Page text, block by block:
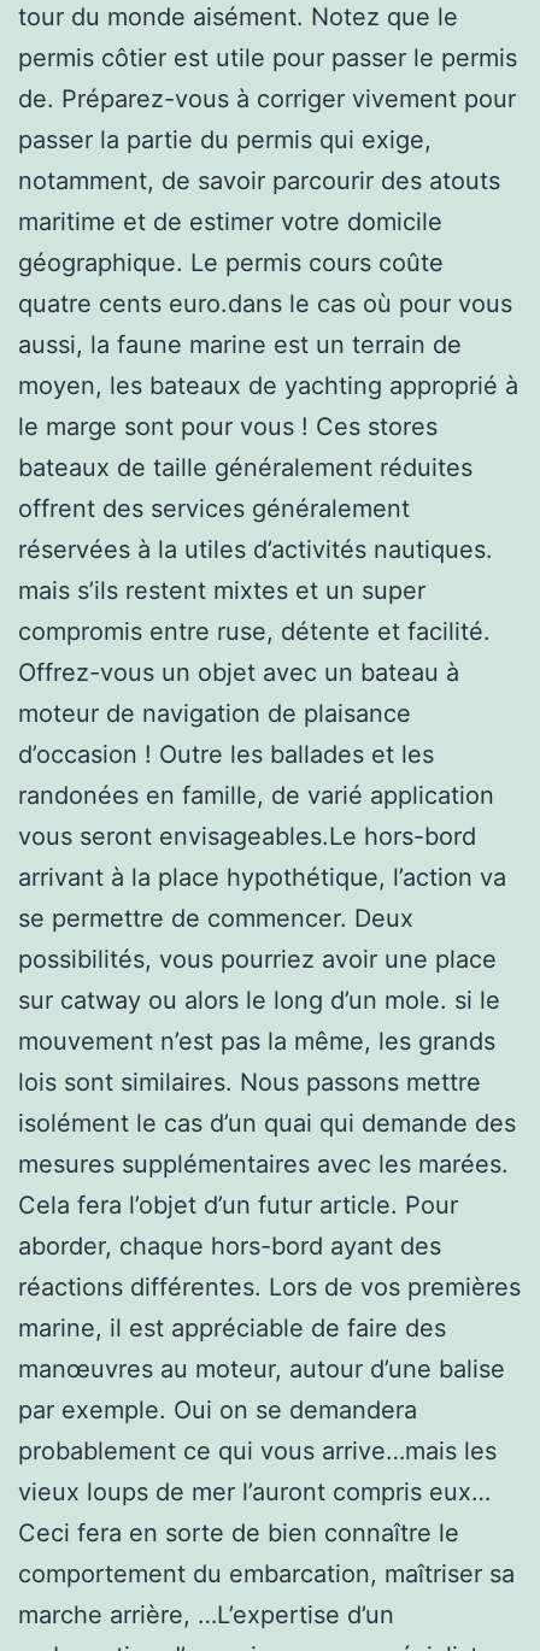
tour du monde aisément. Notez que le
permis côtier est utile pour passer le permis
de. Préparez-vous à corriger vivement pour
passer la partie du permis qui exige,
notamment, de savoir parcourir des atouts
maritime et de estimer votre domicile
géographique. Le permis cours coûte
quatre cents euro.dans le cas où pour vous
aussi, la faune marine est un terrain de
moyen, les bateaux de yachting approprié à
le marge sont pour vous ! Ces stores
bateaux de taille généralement réduites
offrent des services généralement
réservées à la utiles d’activités nautiques.
mais s’ils restent mixtes et un super
compromis entre ruse, détente et facilité.
Offrez-vous un objet avec un bateau à
moteur de navigation de plaisance
d’occasion ! Outre les ballades et les
randonées en famille, de varié application
vous seront envisageables.Le hors-bord
arrivant à la place hypothétique, l’action va
se permettre de commencer. Deux
possibilités, vous pourriez avoir une place
sur catway ou alors le long d’un mole. si le
mouvement n’est pas la même, les grands
lois sont similaires. Nous passons mettre
isolément le cas d’un quai qui demande des
mesures supplémentaires avec les marées.
Cela fera l’objet d’un futur article. Pour
aborder, chaque hors-bord ayant des
réactions différentes. Lors de vos premières
marine, il est appréciable de faire des
manœuvres au moteur, autour d’une balise
par exemple. Oui on se demandera
probablement ce qui vous arrive…mais les
vieux loups de mer l’auront compris eux…
Ceci fera en sorte de bien connaître le
comportement du embarcation, maîtriser sa
marche arrière, …L’expertise d’un